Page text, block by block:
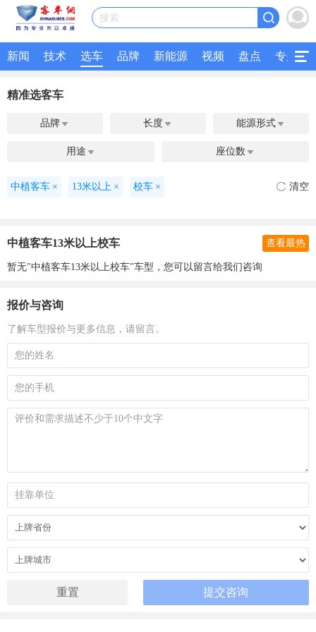
搜索
新闻 技术 选车 品牌 新能源 视频 盘点 专题
精准选客车
品牌  长度  能源形式 
用途  座位数 
中植客车 × 13米以上 × 校车 × 清空
中植客车13米以上校车 查看最热
暂无"中植客车13米以上校车"车型，您可以留言给我们咨询
报价与咨询
了解车型报价与更多信息，请留言。